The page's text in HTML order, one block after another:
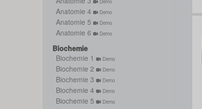
Demo
Anatomie 4 Demo
Anatomie 5 Demo
Anatomie 6 Demo
Biochemie
Biochemie 1
Demo
Biochemie 2 Demo
Biochemie 3 Demo
Biochemie 4 Demo
Biochemie 5 Demo